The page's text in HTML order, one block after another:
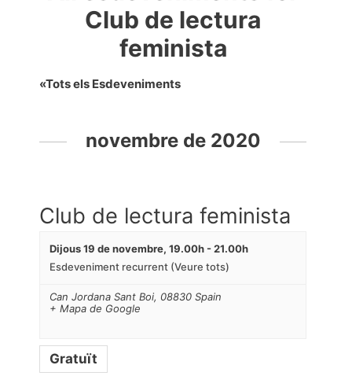
Club de lectura
feminista
«Tots els Esdeveniments
novembre de 2020
Club de lectura feminista
Dijous 19 de novembre, 19.00h -21.00h
Esdeveniment recurrent (Veure tots)
Can Jordana Sant Boi, 08830 Spain
+ Mapa de Google
Gratuït